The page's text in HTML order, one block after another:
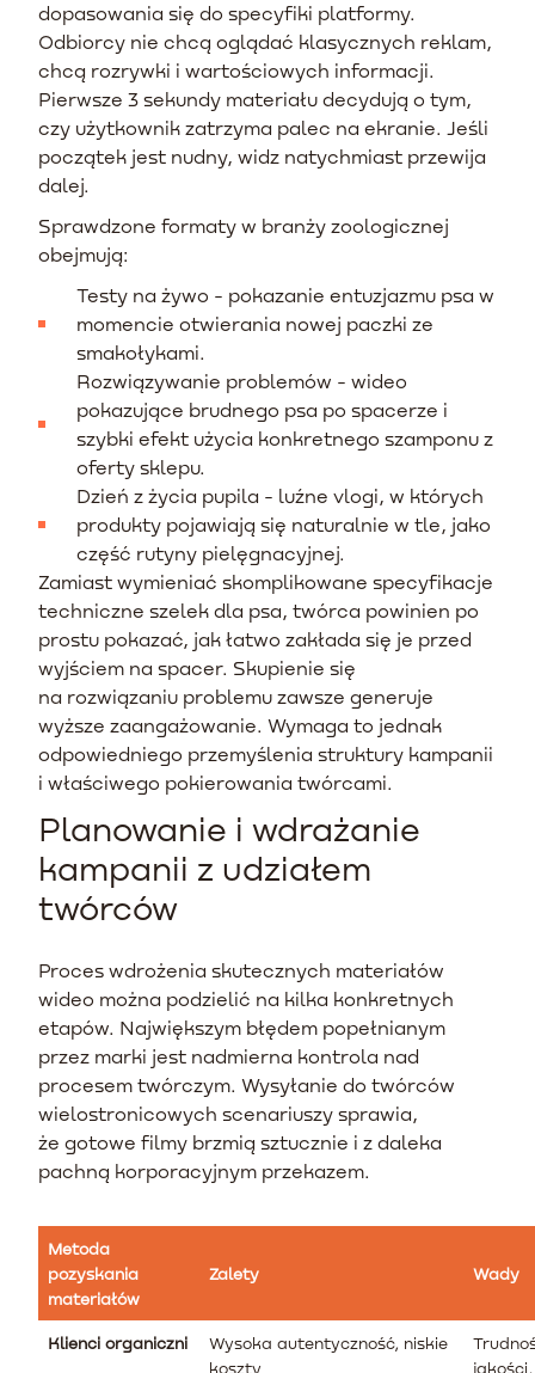
dopasowania się do specyfiki platformy.
Odbiorcy nie chcą oglądać klasycznych reklam,
chcą rozrywki i wartościowych informacji.
Pierwsze 3 sekundy materiału decydują o tym,
czy użytkownik zatrzyma palec na ekranie. Jeśli
początek jest nudny, widz natychmiast przewija
dalej.
Sprawdzone formaty w branży zoologicznej
obejmują:
Testy na żywo - pokazanie entuzjazmu psa w
momencie otwierania nowej paczki ze
smakołykami.
Rozwiązywanie problemów - wideo
pokazujące brudnego psa po spacerze i
szybki efekt użycia konkretnego szamponu z
oferty sklepu.
Dzień z życia pupila - luźne vlogi, w których
produkty pojawiają się naturalnie w tle, jako
część rutyny pielęgnacyjnej.
Zamiast wymieniać skomplikowane specyfikacje
techniczne szelek dla psa, twórca powinien po
prostu pokazać, jak łatwo zakłada się je przed
wyjściem na spacer. Skupienie się
na rozwiązaniu problemu zawsze generuje
wyższe zaangażowanie. Wymaga to jednak
odpowiedniego przemyślenia struktury kampanii
i właściwego pokierowania twórcami.
Planowanie i wdrażanie
kampanii z udziałem
twórców
Proces wdrożenia skutecznych materiałów
wideo można podzielić na kilka konkretnych
etapów. Największym błędem popełnianym
przez marki jest nadmierna kontrola nad
procesem twórczym. Wysyłanie do twórców
wielostronicowych scenariuszy sprawia,
że gotowe filmy brzmią sztucznie i z daleka
pachną korporacyjnym przekazem.
Metoda
pozyskania
materiałów
Zalety Wady
Klienci organiczni
Wysoka autentyczność, niskie
koszty